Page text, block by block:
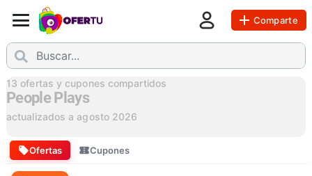
Comparte
13 ofertas y cupones compartidos
People Plays
actualizados a agosto 2026
Ofertas Cupones